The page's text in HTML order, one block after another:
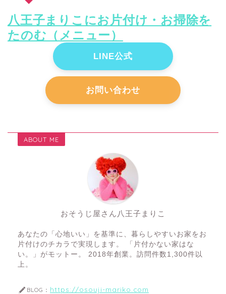
八王子まりこにお片付け・お掃除を
たのむ（メニュー）
LINE公式
お問い合わせ
ABOUT ME
おそうじ屋さん八王子まりこ
あなたの「心地いい」を基準に、暮らしやすいお家をお
片付けのチカラで実現します。 「片付かない家はな
い。」がモットー。 2018年創業。訪問件数1,300件以
上。
BLOG： https://osouji-mariko.com